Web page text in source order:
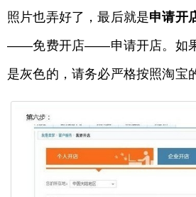
照片也弄好了，最后就是申请开
——免费开店——申请开店。如
是灰色的，请务必严格按照淘宝